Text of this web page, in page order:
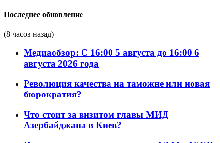
Последнее обновление
(8 часов назад)
Медиаобзор: С 16:00 5 августа до 16:00 6
августа 2026 года
Революция качества на таможне или новая
бюрократия?
Что стоит за визитом главы МИД
Азербайджана в Киев?